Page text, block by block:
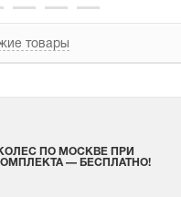
товары
ПО МОСКВЕ ПРИ
— БЕСПЛАТНО!